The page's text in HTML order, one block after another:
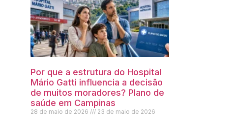
Por que a estrutura do Hospital
Mário Gatti influencia a decisão
de muitos moradores? Plano de
saúde em Campinas
28 de maio de 2026 23 de maio de 2026